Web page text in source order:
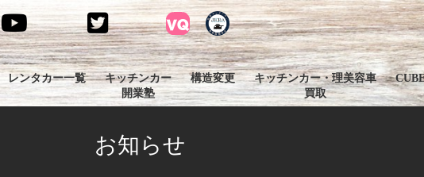
レンタカー一覧
キッチンカー
開業塾
構造変更
キッチンカー・理美容車
買取
お知らせ